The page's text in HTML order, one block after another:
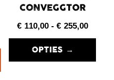
CONVEGGTOR
€ 110,00 - € 255,00
OPTIES →